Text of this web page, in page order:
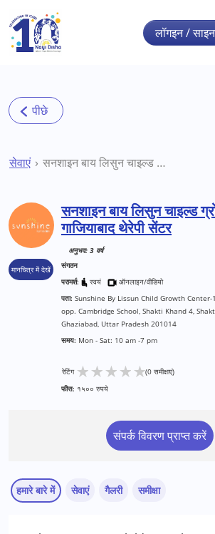
Skip to main content
लॉगइन /
सेवाएं सनशाइन बाय लिसुन चाइल्ड ग्रोथ सेंटर गाजियाबाद थेरेपी सेंटर
मानचित्र में देखें
सनशाइन बाय लिसुन चाइल्ड
गाजियाबाद थेरेपी सेंटर
अनुभव: 3 वर्ष
संगठन
परामर्श:
स्वयं
ऑनलाइन/वीडियो
पता: Sunshine By Lissun Child Growth
opp. Cambridge School, Shakti Khand 4,
Ghaziabad, Uttar Pradesh 201014
समय: Mon - Sat: 10 am -7 pm
रेटिंग ★★★★★(0 समीक्षाएं)
फीस: १५०० रुपये
संपर्क विवरण प्राप्त करें
हमारे बारे में सेवाएं गैलरी समीक्षा